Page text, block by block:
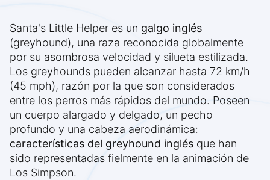
Santa's Little Helper es un galgo inglés
(greyhound), una raza reconocida globalmente
por su asombrosa velocidad y silueta estilizada.
Los greyhounds pueden alcanzar hasta 72 km/h
(45 mph), razón por la que son considerados
entre los perros más rápidos del mundo. Poseen
un cuerpo alargado y delgado, un pecho
profundo y una cabeza aerodinámica:
características del greyhound inglés que han
sido representadas fielmente en la animación de
Los Simpson.